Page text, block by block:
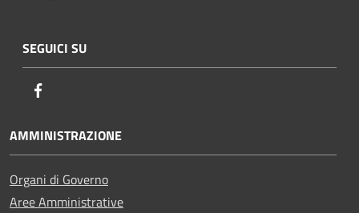
SEGUICI SU
AMMINISTRAZIONE
Organi di Governo
Aree Amministrative